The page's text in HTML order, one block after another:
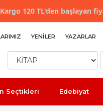
Kargo 120 TL'den başlayan
YENILER YAZARLAR
Seçtikleri Edebiyat